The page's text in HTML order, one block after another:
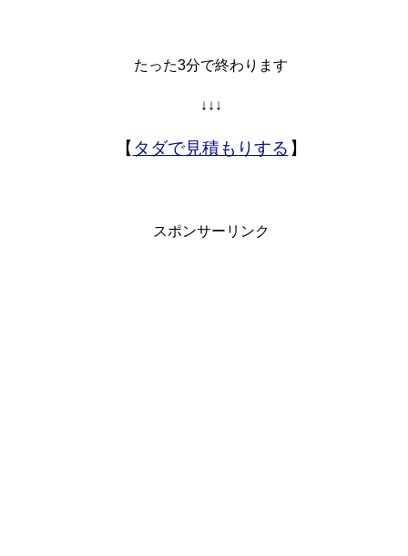
たった3分で終わります
↓↓↓
【 タダで見積もりする 】
スポンサーリンク